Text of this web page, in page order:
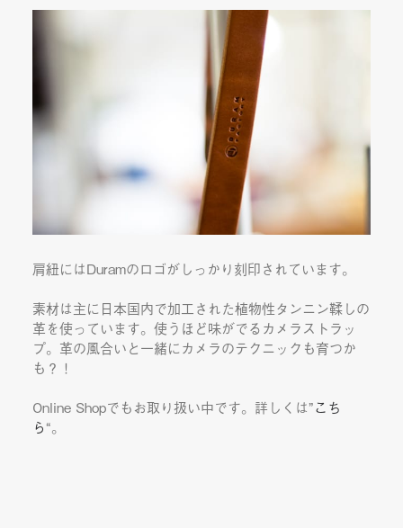
肩紐にはDuramのロゴがしっかり刻印されています。
素材は主に日本国内で加工された植物性タンニン鞣しの
革を使っています。使うほど味がでるカメラストラッ
プ。革の風合いと一緒にカメラのテクニックも育つか
も？！
Online Shopでもお取り扱い中です。詳しくは”こち
ら“。